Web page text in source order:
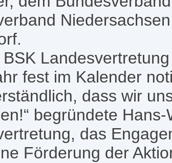
BSK
fest im Kalender
dass wir
begründete
das
Förderung der